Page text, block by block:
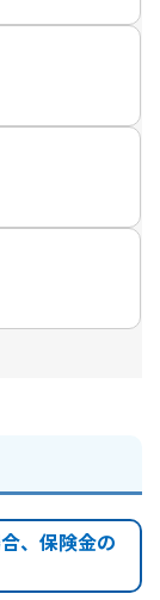
進医療に
と同額
先進医療保
、保険金の